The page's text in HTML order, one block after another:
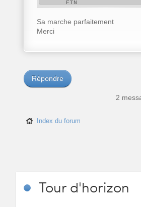
FIN
Sa marche parfaitement
Merci
Répondre
2
Index du forum
Tourd'horizon